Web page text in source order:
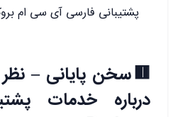
پشتیبانی فارسی آی سی ام
🟥سخن پایانی –